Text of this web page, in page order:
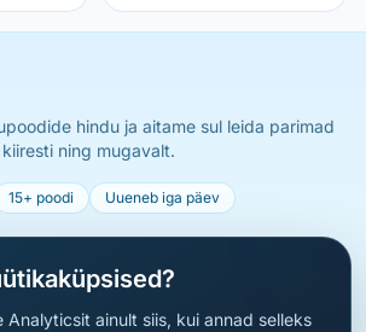
hindu ja aitame sul leida parimad
ning mugavalt.
15+ poodi Uueneb iga päev
Analyticsit ainult siis, kui annad selleks